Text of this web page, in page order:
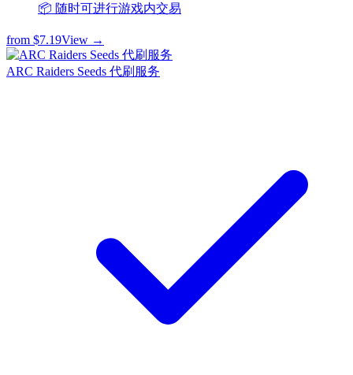
📦 随时可进行游戏内交易
from $7.19View →
ARC Raiders Seeds 代刷服务